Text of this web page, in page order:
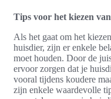
Tips voor het kiezen
Als het gaat om het
huisdier, zijn er enkele
moet houden. Door de
ervoor zorgen dat je
vooral tijdens koudere
zijn enkele waardevolle